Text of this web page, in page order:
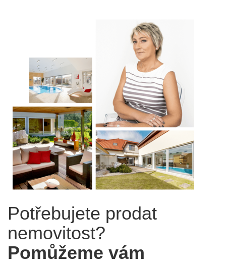
Potřebujete prodat
nemovitost?
Pomůžeme vám